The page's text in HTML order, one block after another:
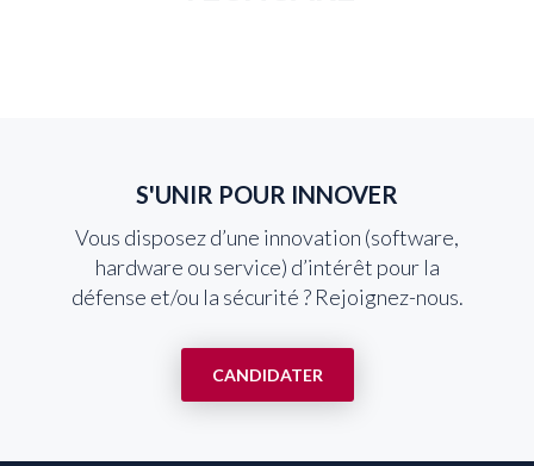
S'UNIR POUR INNOVER
Vous disposez d’une innovation (software,
hardware ou service) d’intérêt pour la
défense et/ou la sécurité ? Rejoignez-nous.
CANDIDATER